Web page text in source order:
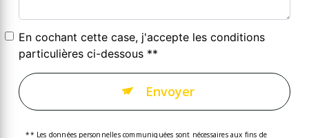
En cochant cette case, j'accepte les conditions
particulières ci-dessous **
Envoyer
** Les données personnelles communiquées sont nécessaires aux fins de